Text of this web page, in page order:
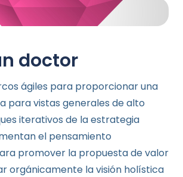
doctor
ágiles para proporcionar una
para vistas generales de alto
iterativos de la estrategia
el pensamiento
promover la propuesta de valor
orgánicamente la visión holística